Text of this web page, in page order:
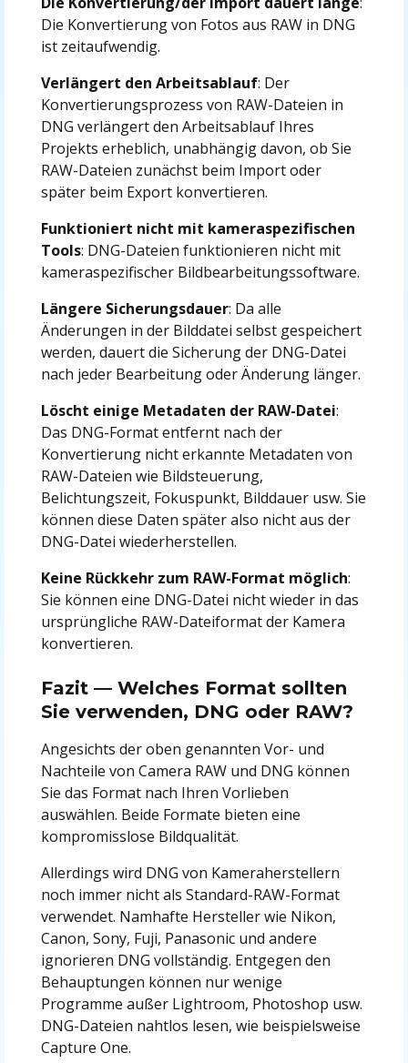
Die Konvertierung von Fotos aus RAW in DNG
ist zeitaufwendig.
Verlängert den Arbeitsablauf: Der
Konvertierungsprozess von RAW-Dateien in
DNG verlängert den Arbeitsablauf Ihres
Projekts erheblich, unabhängig davon, ob Sie
RAW-Dateien zunächst beim Import oder
später beim Export konvertieren.
Funktioniert nicht mit kameraspezifischen
Tools: DNG-Dateien funktionieren nicht mit
kameraspezifischer Bildbearbeitungssoftware.
Längere Sicherungsdauer: Da alle
Änderungen in der Bilddatei selbst gespeichert
werden, dauert die Sicherung der DNG-Datei
nach jeder Bearbeitung oder Änderung länger.
Löscht einige Metadaten der RAW-Datei:
Das DNG-Format entfernt nach der
Konvertierung nicht erkannte Metadaten von
RAW-Dateien wie Bildsteuerung,
Belichtungszeit, Fokuspunkt, Bilddauer usw. Sie
können diese Daten später also nicht aus der
DNG-Datei wiederherstellen.
Keine Rückkehr zum RAW-Format möglich:
Sie können eine DNG-Datei nicht wieder in das
ursprüngliche RAW-Dateiformat der Kamera
konvertieren.
Fazit — Welches Format sollten
Sie verwenden, DNG oder RAW?
Angesichts der oben genannten Vor- und
Nachteile von Camera RAW und DNG können
Sie das Format nach Ihren Vorlieben
auswählen. Beide Formate bieten eine
kompromisslose Bildqualität.
Allerdings wird DNG von Kameraherstellern
noch immer nicht als Standard-RAW-Format
verwendet. Namhafte Hersteller wie Nikon,
Canon, Sony, Fuji, Panasonic und andere
ignorieren DNG vollständig. Entgegen den
Behauptungen können nur wenige
Programme außer Lightroom, Photoshop usw.
DNG-Dateien nahtlos lesen, wie beispielsweise
Capture One.